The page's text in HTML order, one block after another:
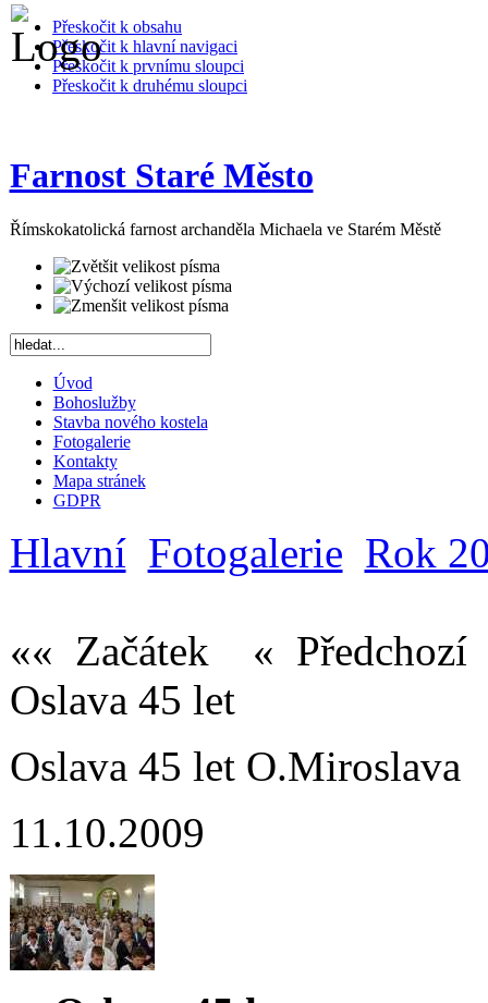
Přeskočit k obsahu
Přeskočit k hlavní navigaci
Přeskočit k prvnímu sloupci
Přeskočit k druhému sloupci
Farnost Staré Město
Římskokatolická farnost archanděla Michaela ve Starém Městě
Úvod
Bohoslužby
Stavba nového kostela
Fotogalerie
Kontakty
Mapa stránek
GDPR
Hlavní Fotogalerie Rok
«« Začátek
« Předchozí
Oslava 45 let
Oslava 45 let O.Miroslava
11.10.2009